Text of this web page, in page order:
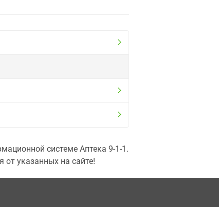
системе Аптека 9-1-1.
от указанных на сайте!